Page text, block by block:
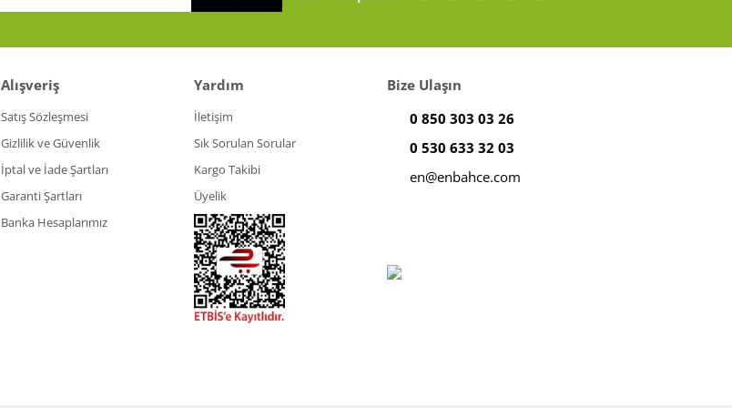
Alışveriş
Satış Sözleşmesi
Gizlilik ve Güvenlik
İptal ve İade Şartları
Garanti Şartları
Banka Hesaplarımız
Yardım
İletişim
Sık Sorulan Sorular
Kargo Takibi
Üyelik
Bize Ulaşın
0 850 303 03 26
0 530 633 32 03
en@enbahce.com